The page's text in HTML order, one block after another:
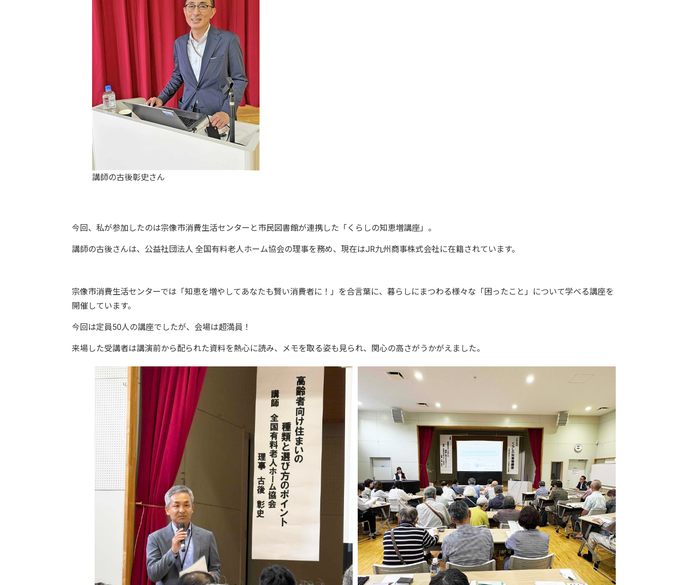
講師の古後彰史さん
今回、私が参加したのは宗像市消費生活センターと市民図書館が連携した「くらしの知恵増講座」。
講師の古後さんは、公益社団法人 全国有料老人ホーム協会の理事を務め、現在はJR九州商事株式会社に在籍されています。
宗像市消費生活センターでは「知恵を増やしてあなたも賢い消費者に！」を合言葉に、暮らしにまつわる様々な「困ったこと」について学べる講座を
開催しています。
今回は定員50人の講座でしたが、会場は超満員！
来場した受講者は講演前から配られた資料を熱心に読み、メモを取る姿も見られ、関心の高さがうかがえました。